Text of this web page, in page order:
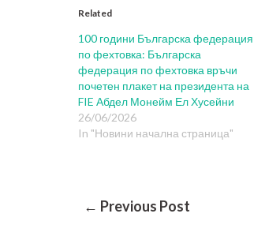
Related
100 години Българска федерация
по фехтовка: Българска
федерация по фехтовка връчи
почетен плакет на президента на
FIE Абдел Монейм Ел Хусейни
26/06/2026
In "Новини начална страница"
Post
← Previous Post